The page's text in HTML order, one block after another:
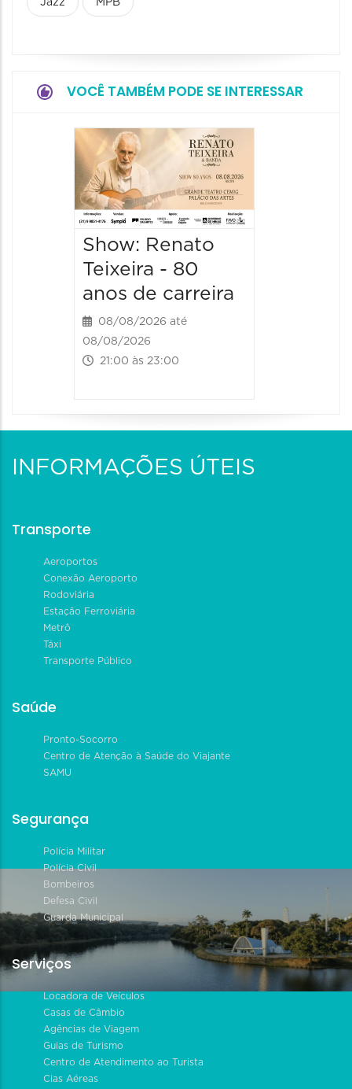
Jazz MPB
VOCÊ TAMBÉM PODE SE INTERESSAR
Show: Renato
Teixeira - 80
anos de carreira
08/08/2026 até
08/08/2026
21:00 às 23:00
INFORMAÇÕES ÚTEIS
Transporte
Aeroportos
Conexão Aeroporto
Rodoviária
Estação Ferroviária
Metrô
Táxi
Transporte Público
Saúde
Pronto-Socorro
Centro de Atenção à Saúde do Viajante
SAMU
Segurança
Polícia Militar
Polícia Civil
Bombeiros
Defesa Civil
Guarda Municipal
Serviços
Locadora de Veículos
Casas de Câmbio
Agências de Viagem
Guias de Turismo
Centro de Atendimento ao Turista
Cias Aéreas